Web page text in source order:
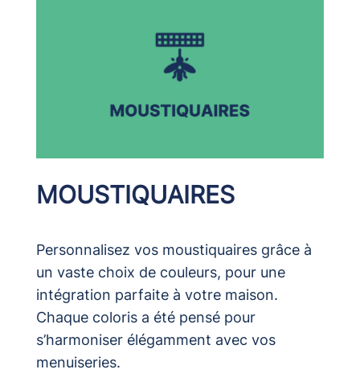
MOUSTIQUAIRES
Personnalisez vos moustiquaires grâce à
un vaste choix de couleurs, pour une
intégration parfaite à votre maison.
Chaque coloris a été pensé pour
s’harmoniser élégamment avec vos
menuiseries.